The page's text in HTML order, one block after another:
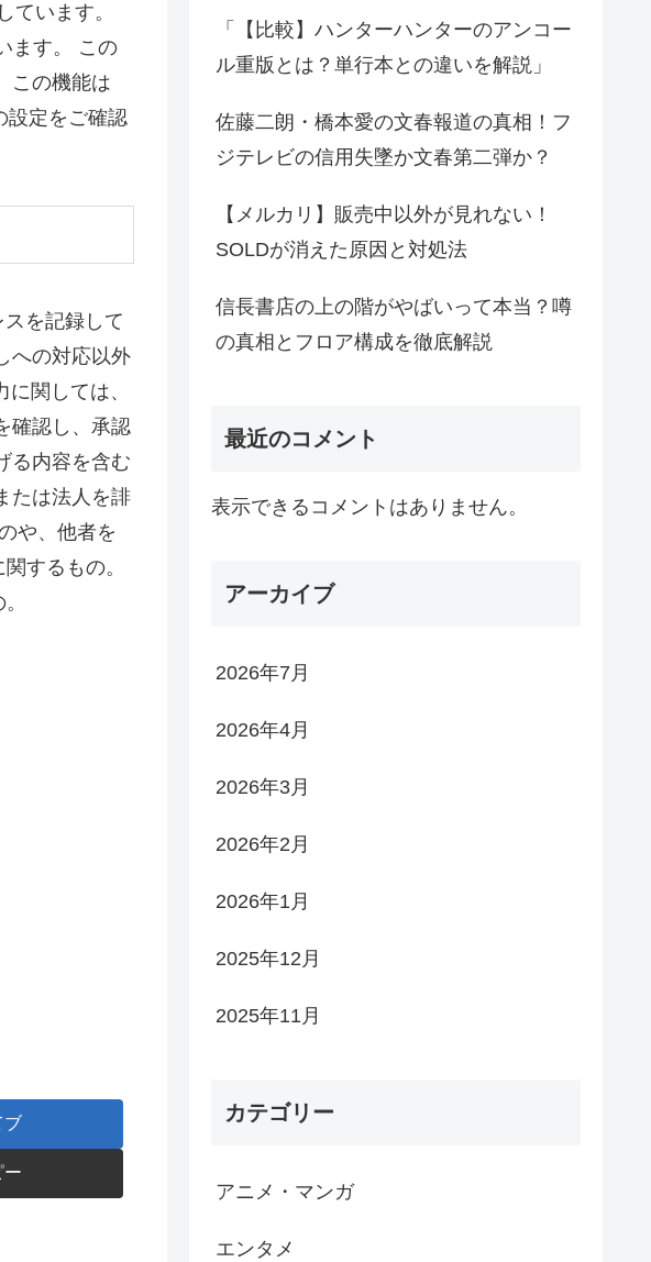
ています。
ます。 この
この機能は
設定をご確認
を記録して
への対応以外
関しては、
確認し、承認
る内容を含む
たは法人を誹
や、他者を
するもの。
ブ
ー
「【比較】ハンターハンターのアンコー
ル重版とは？単行本との違いを解説」
佐藤二朗・橋本愛の文春報道の真相！フ
ジテレビの信用失墜か文春第二弾か？
【メルカリ】販売中以外が見れない！
SOLDが消えた原因と対処法
信長書店の上の階がやばいって本当？噂
の真相とフロア構成を徹底解説
最近のコメント
表示できるコメントはありません。
アーカイブ
2026年7月
2026年4月
2026年3月
2026年2月
2026年1月
2025年12月
2025年11月
カテゴリー
アニメ・マンガ
エンタメ